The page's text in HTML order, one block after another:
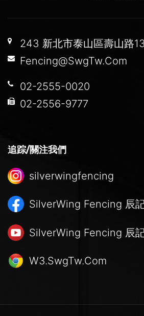
243 新北市泰山區壽山路
Fencing@SwgTw.Com
02-2555-0020
02-2556-9777
追踪/關注我們
silverwingfencing
SilverWing Fencing 辰
SilverWing Fencing 辰
W3.SwgTw.Com